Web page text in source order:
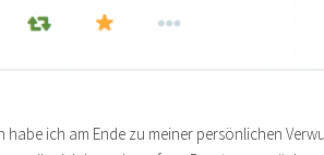
habe ich am Ende zu meiner persönlichen